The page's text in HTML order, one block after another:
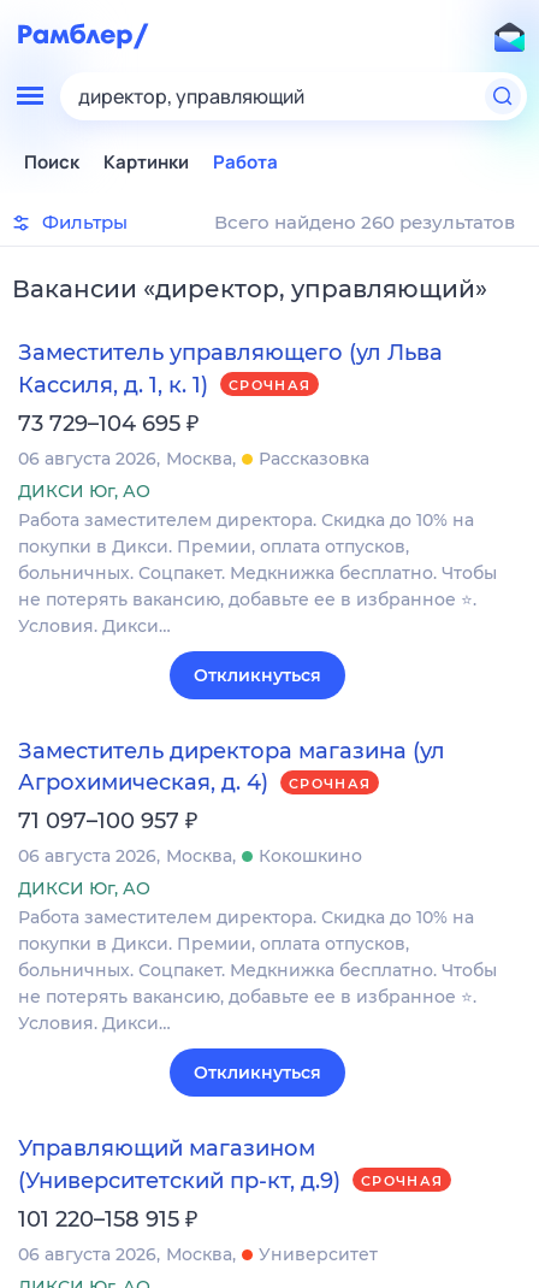
директор, управляющий
Поиск Картинки Работа
Фильтры Всего найдено 260 результатов
Вакансии «директор, управляющий»
Заместитель управляющего (ул Льва
Кассиля, д. 1, к. 1)
СРОЧНАЯ
73 729–104 695 ₽
06 августа 2026 Москва
Рассказовка
ДИКСИ Юг, АО
Работа заместителем директора. Скидка до 10% на
покупки в Дикси. Премии, оплата отпусков,
больничных. Соцпакет. Медкнижка бесплатно. Чтобы
не потерять вакансию, добавьте ее в избранное ⭐.
Условия. Дикси…
Откликнуться
Заместитель директора магазина (ул
Агрохимическая, д. 4)
СРОЧНАЯ
71 097–100 957 ₽
06 августа 2026 Москва
Кокошкино
ДИКСИ Юг, АО
Работа заместителем директора. Скидка до 10% на
покупки в Дикси. Премии, оплата отпусков,
больничных. Соцпакет. Медкнижка бесплатно. Чтобы
не потерять вакансию, добавьте ее в избранное ⭐.
Условия. Дикси…
Откликнуться
Управляющий магазином
(Университетский пр-кт, д.9)
СРОЧНАЯ
101 220–158 915 ₽
06 августа 2026 Москва
Университет